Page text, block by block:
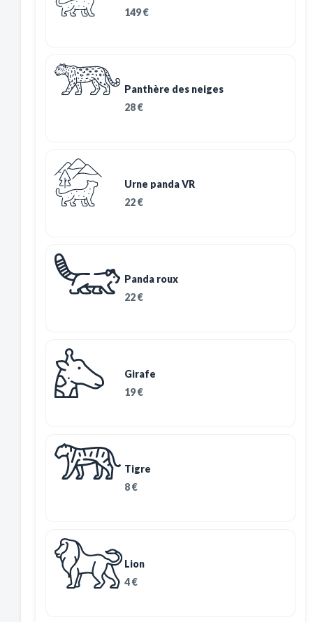
149 €
Panthère des neiges
28 €
Urne panda VR
22 €
Panda roux
22 €
Girafe
19 €
Tigre
8 €
Lion
4 €